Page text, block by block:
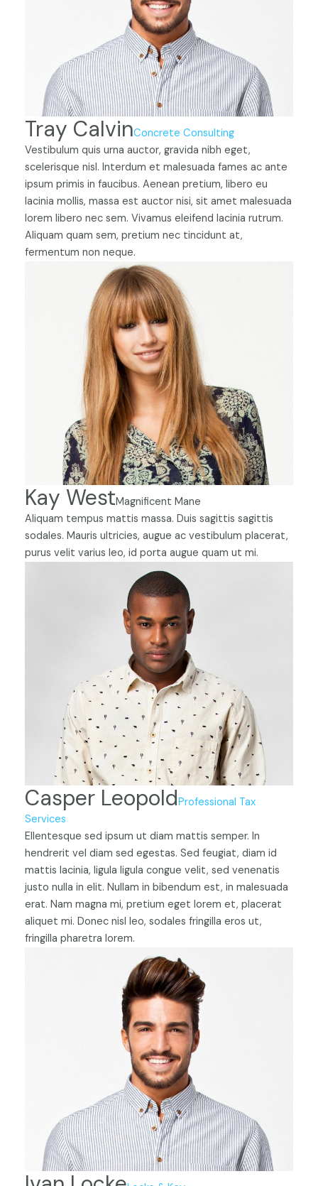
Tray CalvinConcrete Consulting
Vestibulum quis urna auctor, gravida nibh eget,
scelerisque nisl. Interdum et malesuada fames ac ante
ipsum primis in faucibus. Aenean pretium, libero eu
lacinia mollis, massa est auctor nisi, sit amet malesuada
lorem libero nec sem. Vivamus eleifend lacinia rutrum.
Aliquam quam sem, pretium nec tincidunt at,
fermentum non neque.
Kay WestMagnificent Mane
Aliquam tempus mattis massa. Duis sagittis sagittis
sodales. Mauris ultricies, augue ac vestibulum placerat,
purus velit varius leo, id porta augue quam ut mi.
Casper LeopoldProfessional Tax
Services
Ellentesque sed ipsum ut diam mattis semper. In
hendrerit vel diam sed egestas. Sed feugiat, diam id
mattis lacinia, ligula ligula congue velit, sed venenatis
justo nulla in elit. Nullam in bibendum est, in malesuada
erat. Nam magna mi, pretium eget lorem et, placerat
aliquet mi. Donec nisl leo, sodales fringilla eros ut,
fringilla pharetra lorem.